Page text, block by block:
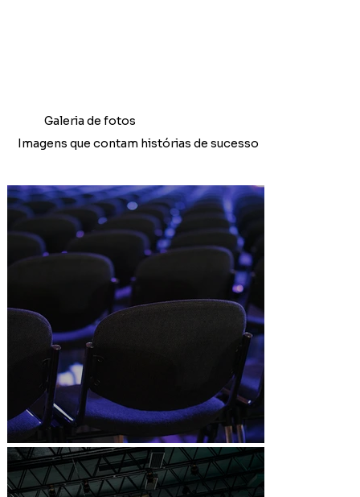
Galeria de fotos
Imagens que contam histórias de sucesso